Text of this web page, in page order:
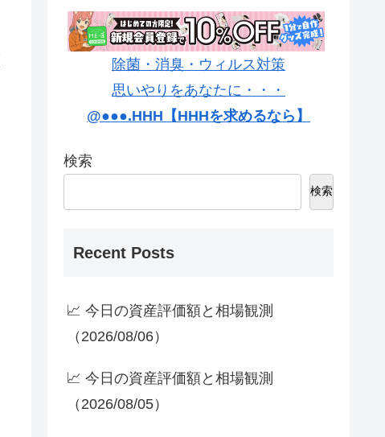
除菌・消臭・ウィルス対策
思いやりをあなたに・・・
@●●●.HHH【HHHを求めるなら】
検索
検索
Recent Posts
📈 今日の資産評価額と相場観測
（2026/08/06）
📈 今日の資産評価額と相場観測
（2026/08/05）